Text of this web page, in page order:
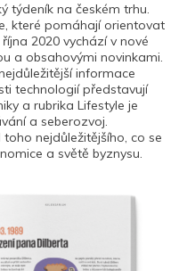
týdeník na českém trhu.
které pomáhají orientovat
2020 vychází v nové
a obsahovými novinkami.
informace
technologií představují
a rubrika Lifestyle je
a seberozvoj.
nejdůležitějšího, co se
a světě byznysu.